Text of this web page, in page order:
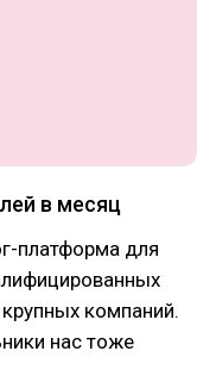
в месяц
платформа для
компаний.
нас тоже